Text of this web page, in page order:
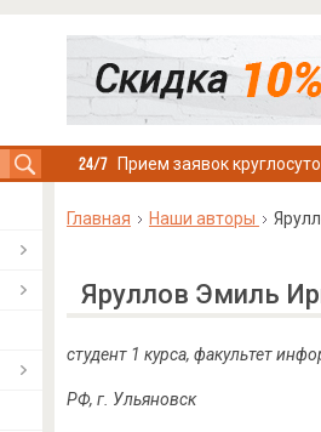
Прием заявок
Главная Наши авторы
Яруллов Эмиль
студент 1 курса, факультет
РФ, г. Ульяновск